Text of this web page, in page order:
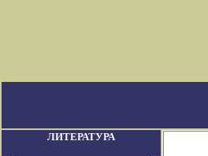
ЛИТЕРАТУРА